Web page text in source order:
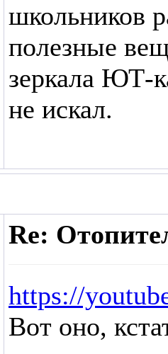
школьников
полезные
зеркала ЮТ-
не искал.
Re:
https://
Вот оно,